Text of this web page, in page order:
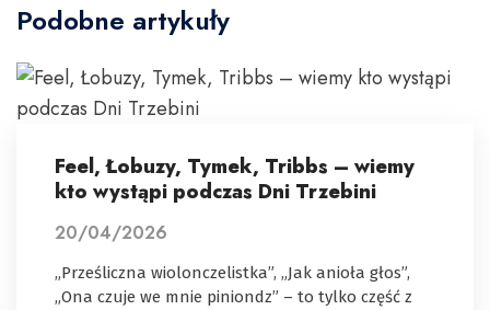
Podobne artykuły
Feel, Łobuzy, Tymek, Tribbs – wiemy
kto wystąpi podczas Dni Trzebini
20/04/2026
„Prześliczna wiolonczelistka”, „Jak anioła głos”,
„Ona czuje we mnie piniondz” – to tylko część z